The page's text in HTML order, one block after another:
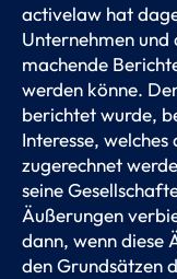
activelaw hat
Unternehmen
machende
werden könne.
berichtet wurde,
Interesse,
zugerechnet
seine
Äußerungen
dann, wenn diese
den Grundsätzen